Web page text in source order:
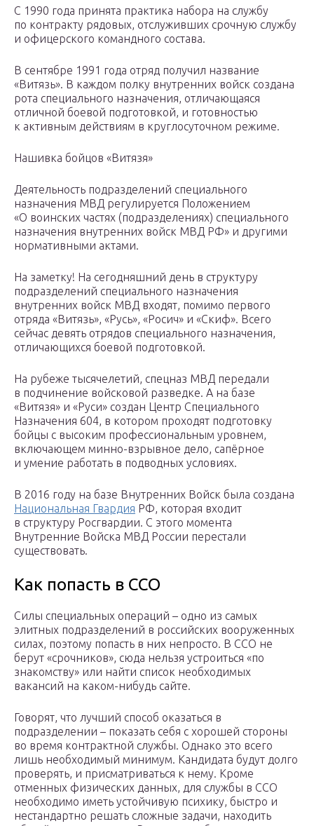
С 1990 года принята практика набора на службу
по контракту рядовых, отслуживших срочную службу
и офицерского командного состава.
В сентябре 1991 года отряд получил название
«Витязь». В каждом полку внутренних войск создана
рота специального назначения, отличающаяся
отличной боевой подготовкой, и готовностью
к активным действиям в круглосуточном режиме.
Нашивка бойцов «Витязя»
Деятельность подразделений специального
назначения МВД регулируется Положением
«О воинских частях (подразделениях) специального
назначения внутренних войск МВД РФ» и другими
нормативными актами.
На заметку! На сегодняшний день в структуру
подразделений специального назначения
внутренних войск МВД входят, помимо первого
отряда «Витязь», «Русь», «Росич» и «Скиф». Всего
сейчас девять отрядов специального назначения,
отличающихся боевой подготовкой.
На рубеже тысячелетий, спецназ МВД передали
в подчинение войсковой разведке. А на базе
«Витязя» и «Руси» создан Центр Специального
Назначения 604, в котором проходят подготовку
бойцы с высоким профессиональным уровнем,
включающем минно-взрывное дело, сапёрное
и умение работать в подводных условиях.
В 2016 году на базе Внутренних Войск была создана
Национальная Гвардия РФ, которая входит
в структуру Росгвардии. С этого момента
Внутренние Войска МВД России перестали
существовать.
Как попасть в ССО
Силы специальных операций – одно из самых
элитных подразделений в российских вооруженных
силах, поэтому попасть в них непросто. В ССО не
берут «срочников», сюда нельзя устроиться «по
знакомству» или найти список необходимых
вакансий на каком-нибудь сайте.
Говорят, что лучший способ оказаться в
подразделении – показать себя с хорошей стороны
во время контрактной службы. Однако это всего
лишь необходимый минимум. Кандидата будут долго
проверять, и присматриваться к нему. Кроме
отменных физических данных, для службы в ССО
необходимо иметь устойчивую психику, быстро и
нестандартно решать сложные задачи, находить